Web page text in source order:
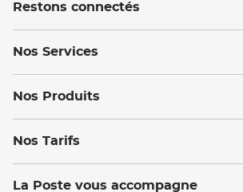
Restons connectés
Nos Services
Nos Produits
Nos Tarifs
La Poste vous accompagne